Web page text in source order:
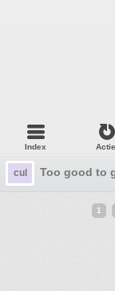
Index
cul Too good to
1